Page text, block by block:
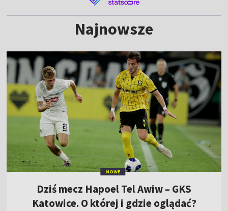
Najnowsze
NOWE
Dziś mecz Hapoel Tel Awiw – GKS
Katowice. O której i gdzie oglądać?